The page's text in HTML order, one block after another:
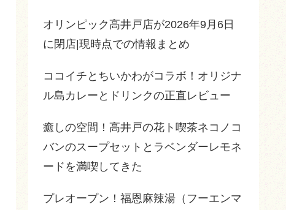
オリンピック高井戸店が2026年9月6日
に閉店|現時点での情報まとめ
ココイチとちいかわがコラボ！オリジナ
ル島カレーとドリンクの正直レビュー
癒しの空間！高井戸の花ト喫茶ネコノコ
バンのスープセットとラベンダーレモネ
ードを満喫してきた
プレオープン！福恩麻辣湯（フーエンマ